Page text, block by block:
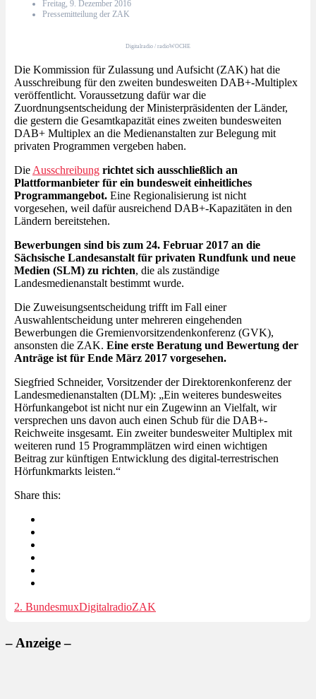
Freitag, 9. Dezember 2016
Pressemitteilung der ZAK
Digitalradio / radioWOCHE
Die Kommission für Zulassung und Aufsicht (ZAK) hat die
Ausschreibung für den zweiten bundesweiten DAB+-Multiplex
veröffentlicht. Voraussetzung dafür war die
Zuordnungsentscheidung der Ministerpräsidenten der Länder,
die gestern die Gesamtkapazität eines zweiten bundesweiten
DAB+ Multiplex an die Medienanstalten zur Belegung mit
privaten Programmen vergeben haben.
Die Ausschreibung richtet sich ausschließlich an
Plattformanbieter für ein bundesweit einheitliches
Programmangebot. Eine Regionalisierung ist nicht
vorgesehen, weil dafür ausreichend DAB+-Kapazitäten in den
Ländern bereitstehen.
Bewerbungen sind bis zum 24. Februar 2017 an die
Sächsische Landesanstalt für privaten Rundfunk und neue
Medien (SLM) zu richten, die als zuständige
Landesmedienanstalt bestimmt wurde.
Die Zuweisungsentscheidung trifft im Fall einer
Auswahlentscheidung unter mehreren eingehenden
Bewerbungen die Gremienvorsitzendenkonferenz (GVK),
ansonsten die ZAK. Eine erste Beratung und Bewertung der
Anträge ist für Ende März 2017 vorgesehen.
Siegfried Schneider, Vorsitzender der Direktorenkonferenz der
Landesmedienanstalten (DLM): „Ein weiteres bundesweites
Hörfunkangebot ist nicht nur ein Zugewinn an Vielfalt, wir
versprechen uns davon auch einen Schub für die DAB+-
Reichweite insgesamt. Ein zweiter bundesweiter Multiplex mit
weiteren rund 15 Programmplätzen wird einen wichtigen
Beitrag zur künftigen Entwicklung des digital-terrestrischen
Hörfunkmarkts leisten.“
Share this:
2. BundesmuxDigitalradioZAK
– Anzeige –